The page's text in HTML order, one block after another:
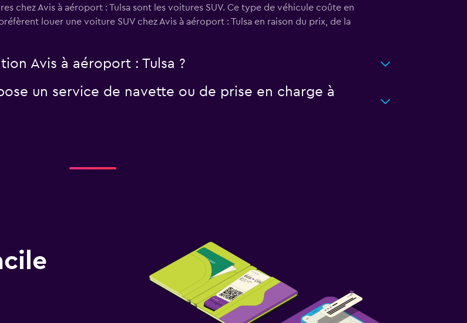
chez Avis à aéroport : Tulsa sont les voitures SUV. Ce type de véhicule coûte en
louer une voiture SUV chez Avis à aéroport : Tulsa en raison du prix, de la
Avis à aéroport : Tulsa ?
un service de navette ou de prise en charge à